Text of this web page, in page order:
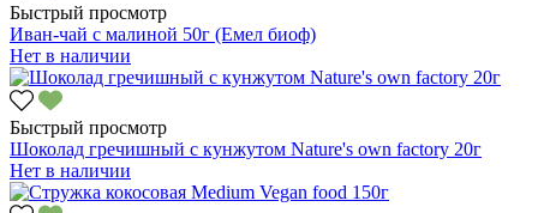
Быстрый просмотр
Иван-чай с малиной 50г (Емел биоф)
Нет в наличии
Быстрый просмотр
Шоколад гречишный с кунжутом Nature's own factory 20г
Нет в наличии